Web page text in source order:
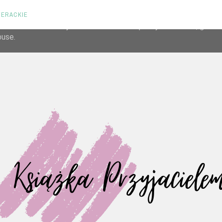
its services and to analyze traffic. Your IP address and